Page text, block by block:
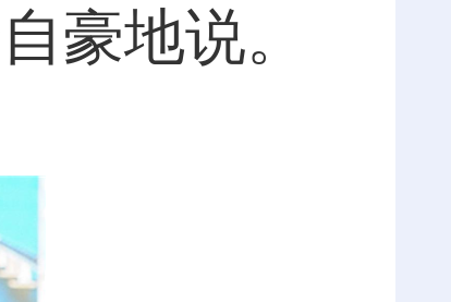
豪地说。